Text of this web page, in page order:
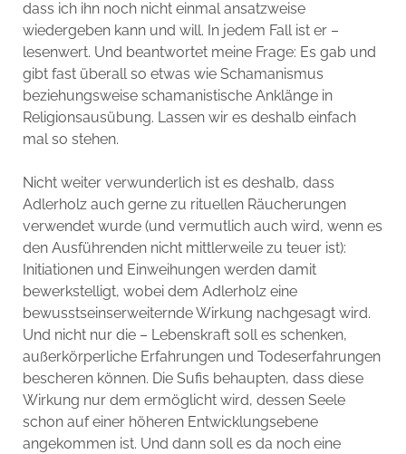
dass ich ihn noch nicht einmal ansatzweise
wiedergeben kann und will. In jedem Fall ist er –
lesenwert. Und beantwortet meine Frage: Es gab und
gibt fast überall so etwas wie Schamanismus
beziehungsweise schamanistische Anklänge in
Religionsausübung. Lassen wir es deshalb einfach
mal so stehen.
Nicht weiter verwunderlich ist es deshalb, dass
Adlerholz auch gerne zu rituellen Räucherungen
verwendet wurde (und vermutlich auch wird, wenn es
den Ausführenden nicht mittlerweile zu teuer ist):
Initiationen und Einweihungen werden damit
bewerkstelligt, wobei dem Adlerholz eine
bewusstseinserweiternde Wirkung nachgesagt wird.
Und nicht nur die – Lebenskraft soll es schenken,
außerkörperliche Erfahrungen und Todeserfahrungen
bescheren können. Die Sufis behaupten, dass diese
Wirkung nur dem ermöglicht wird, dessen Seele
schon auf einer höheren Entwicklungsebene
angekommen ist. Und dann soll es da noch eine